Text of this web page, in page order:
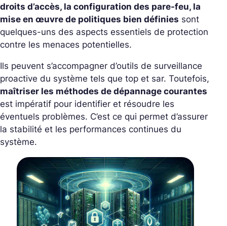
droits d’accès, la configuration des pare-feu, la
mise en œuvre de politiques bien définies sont
quelques-uns des aspects essentiels de protection
contre les menaces potentielles.
Ils peuvent s’accompagner d’outils de surveillance
proactive du système tels que top et sar. Toutefois,
maîtriser les méthodes de dépannage courantes
est impératif pour identifier et résoudre les
éventuels problèmes. C’est ce qui permet d’assurer
la stabilité et les performances continues du
système.